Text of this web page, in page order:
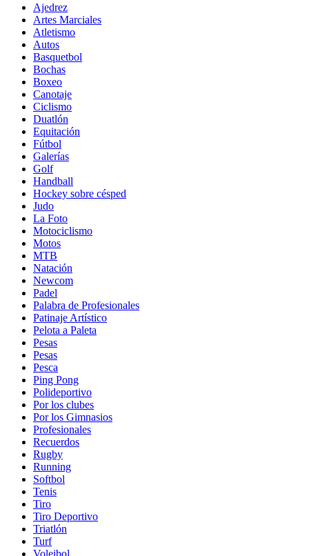
Ajedrez
Artes Marciales
Atletismo
Autos
Basquetbol
Bochas
Boxeo
Canotaje
Ciclismo
Duatlón
Equitación
Fútbol
Galerías
Golf
Handball
Hockey sobre césped
Judo
La Foto
Motociclismo
Motos
MTB
Natación
Newcom
Padel
Palabra de Profesionales
Patinaje Artístico
Pelota a Paleta
Pesas
Pesas
Pesca
Ping Pong
Polideportivo
Por los clubes
Por los Gimnasios
Profesionales
Recuerdos
Rugby
Running
Softbol
Tenis
Tiro
Tiro Deportivo
Triatlón
Turf
Voleibol